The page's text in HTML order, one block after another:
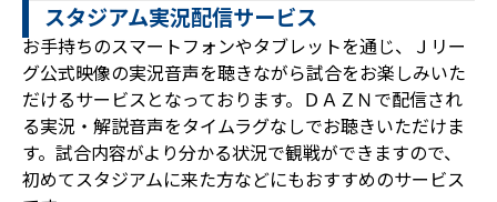
スタジアム実況配信サービス
お手持ちのスマートフォンやタブレットを通じ、Ｊリー
グ公式映像の実況音声を聴きながら試合をお楽しみいた
だけるサービスとなっております。ＤＡＺＮで配信され
る実況・解説音声をタイムラグなしでお聴きいただけま
す。試合内容がより分かる状況で観戦ができますので、
初めてスタジアムに来た方などにもおすすめのサービス